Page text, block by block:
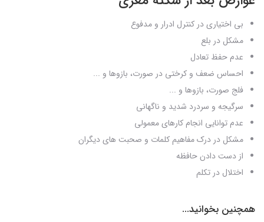
بی اختیاری در کنترل ادرار و مدفوع
مشکل در بلع
عدم حفظ تعادل
احساس ضعف و کرختی در صورت، بازوها و ...
فلج صورت، بازوها و ...
سرگیجه و سردرد شدید و ناگهانی
عدم توانایی انجام کارهای معمولی
مشکل در درک مفاهیم کلمات و صحبت های دیگران
از دست دادن حافظه
اختلال در تکلم
همچنین بخوانید...